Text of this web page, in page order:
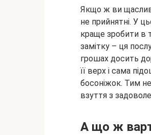
Якщо ж ви
не прийнятні. У
краще зробити в
замітку – ця
грошах досить
її верх і сама
босоніжок. Тим
взуття з
А що ж